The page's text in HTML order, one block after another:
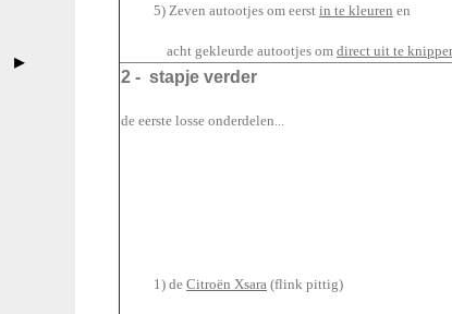
5) Zeven autootjes om eerstin te kleuren en
acht gekleurde autootjes omdirect uit te
2 - stapje verder
de eerste losse onderdelen...
1) deCitroën Xsara (flink pittig)